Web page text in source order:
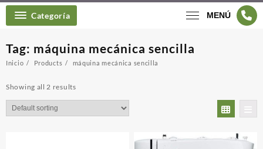
Categoría MENÚ
Tag: máquina mecánica sencilla
Inicio Products máquina mecánica sencilla
Showing all 2 results